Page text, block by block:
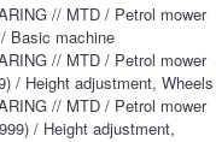
// MTD / Petrol mower
Basic machine
// MTD / Petrol mower
/ Height adjustment, Wheels
// MTD / Petrol mower
/ Height adjustment,